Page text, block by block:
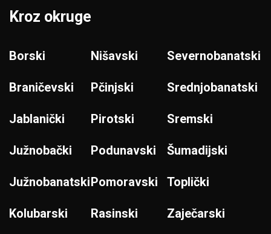
Kroz okruge
Borski
Braničevski
Jablanički
Južnobački
Južnobanatski
Kolubarski
Nišavski
Pčinjski
Pirotski
Podunavski
Pomoravski
Rasinski
Severnobanatski
Srednjobanatski
Sremski
Šumadijski
Toplički
Zaječarski